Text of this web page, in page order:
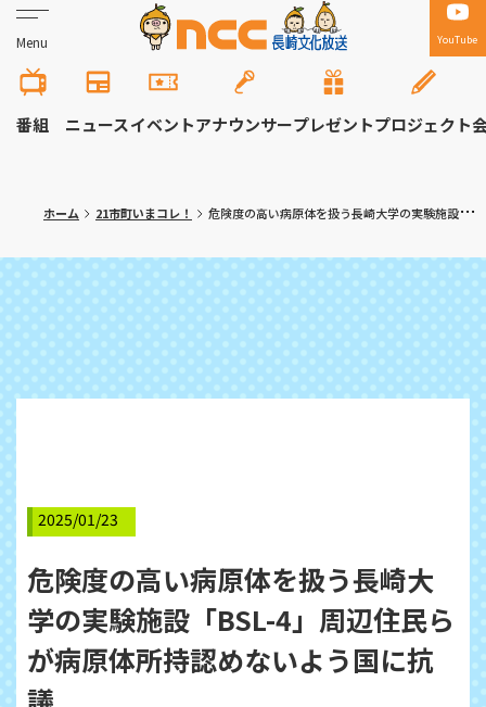
Menu YouTube
番組 ニュースイベントアナウンサープレゼントプロジェクト
ホーム 21市町いまコレ！ 危険度の高い病原体を扱う長崎大学の実験施設「BSL-4」周辺住民らが病原体所持認めないよう国に抗議
2025/01/23
危険度の高い病原体を扱う長崎大
学の実験施設「BSL-4」周辺住民ら
が病原体所持認めないよう国に抗
議